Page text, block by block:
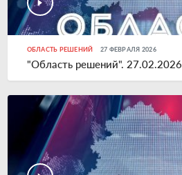
ОБЛАСТЬ РЕШЕНИЙ 27 ФЕВРАЛЯ 2026
"Область решений". 27.02.2026